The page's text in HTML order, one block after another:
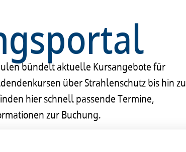
bündelt aktuelle Kursangebote für
über Strahlenschutz bis hin zu
hier schnell passende Termine,
zur Buchung.